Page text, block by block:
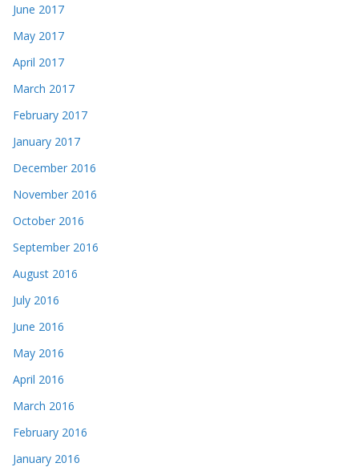
June 2017
May 2017
April 2017
March 2017
February 2017
January 2017
December 2016
November 2016
October 2016
September 2016
August 2016
July 2016
June 2016
May 2016
April 2016
March 2016
February 2016
January 2016